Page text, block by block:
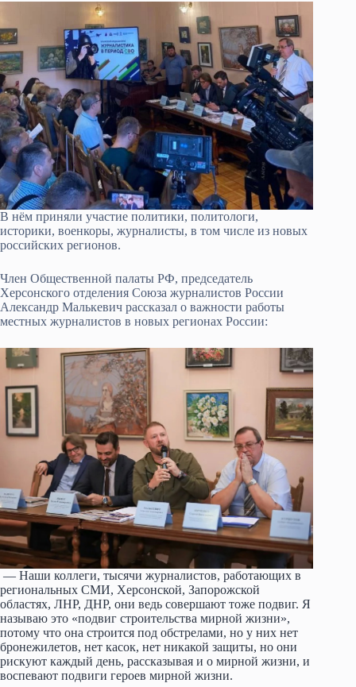
В нём приняли участие политики, политологи,
историки, военкоры, журналисты, в том числе из новых
российских регионов.
Член Общественной палаты РФ, председатель
Херсонского отделения Союза журналистов России
Александр Малькевич рассказал о важности работы
местных журналистов в новых регионах России:
— Наши коллеги, тысячи журналистов, работающих в
региональных СМИ, Херсонской, Запорожской
областях, ЛНР, ДНР, они ведь совершают тоже подвиг. Я
называю это «подвиг строительства мирной жизни»,
потому что она строится под обстрелами, но у них нет
бронежилетов, нет касок, нет никакой защиты, но они
рискуют каждый день, рассказывая и о мирной жизни, и
воспевают подвиги героев мирной жизни.